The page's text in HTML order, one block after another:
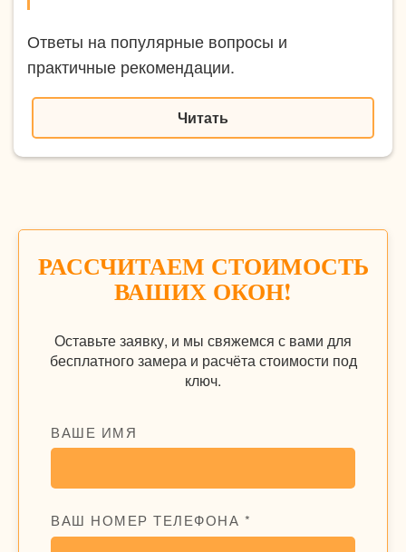
Ответы на популярные вопросы и
практичные рекомендации.
Читать
РАССЧИТАЕМ СТОИМОСТЬ
ВАШИХ ОКОН!
Оставьте заявку, и мы свяжемся с вами для
бесплатного замера и расчёта стоимости под
ключ.
ВАШЕ ИМЯ
ВАШ НОМЕР ТЕЛЕФОНА *